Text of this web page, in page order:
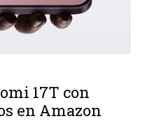
17T con
en Amazon